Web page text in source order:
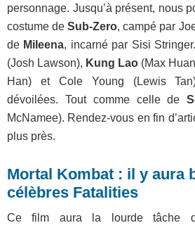
personnage. Jusqu’à présent, nous
costume deSub-Zero, campé par
de Mileena, incarné par Sisi
(Josh Lawson), Kung Lao (Max
Han) et Cole Young (Lewis
dévoilées. Tout comme celle de
McNamee). Rendez-vous en fin
plus près.
Mortal Kombat : il y aura
célèbres Fatalities
Ce film aura la lourde tâche